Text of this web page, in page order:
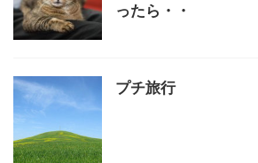
ったら・・
プチ旅行